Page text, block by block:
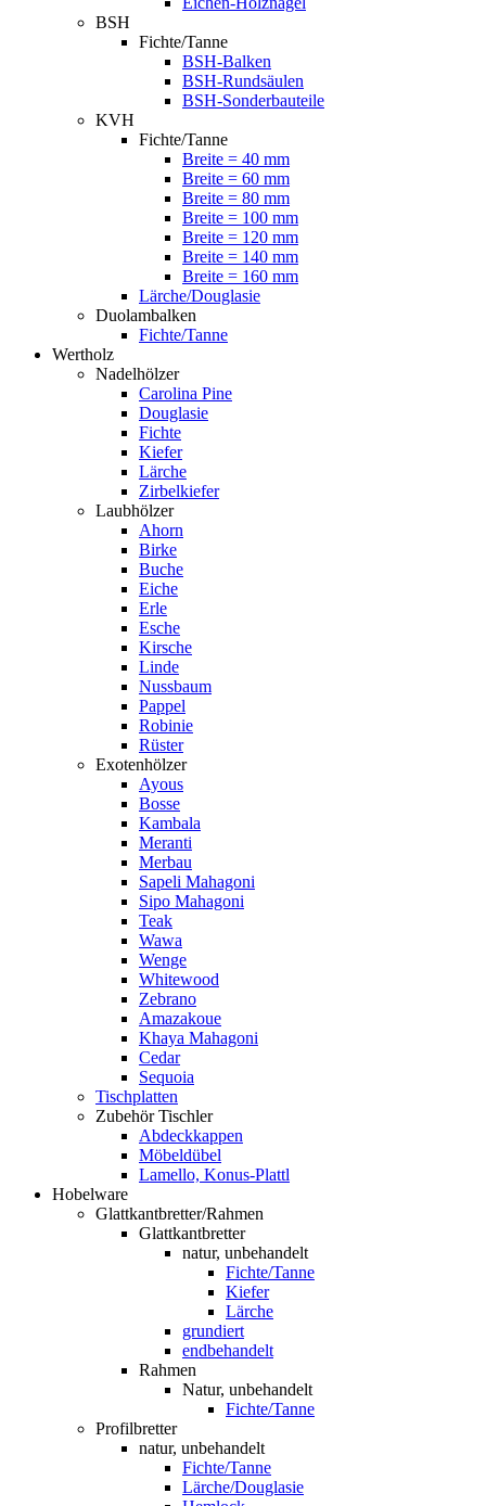
BSH
Fichte/Tanne
BSH-Balken
BSH-Rundsäulen
BSH-Sonderbauteile
KVH
Fichte/Tanne
Breite = 40 mm
Breite = 60 mm
Breite = 80 mm
Breite = 100 mm
Breite = 120 mm
Breite = 140 mm
Breite = 160 mm
Lärche/Douglasie
Duolambalken
Fichte/Tanne
Wertholz
Nadelhölzer
Carolina Pine
Douglasie
Fichte
Kiefer
Lärche
Zirbelkiefer
Laubhölzer
Ahorn
Birke
Buche
Eiche
Erle
Esche
Kirsche
Linde
Nussbaum
Pappel
Robinie
Rüster
Exotenhölzer
Ayous
Bosse
Kambala
Meranti
Merbau
Sapeli Mahagoni
Sipo Mahagoni
Teak
Wawa
Wenge
Whitewood
Zebrano
Amazakoue
Khaya Mahagoni
Cedar
Sequoia
Tischplatten
Zubehör Tischler
Abdeckkappen
Möbeldübel
Lamello, Konus-Plattl
Hobelware
Glattkantbretter/Rahmen
Glattkantbretter
natur, unbehandelt
Fichte/Tanne
Kiefer
Lärche
grundiert
endbehandelt
Rahmen
Natur, unbehandelt
Fichte/Tanne
Profilbretter
natur, unbehandelt
Fichte/Tanne
Lärche/Douglasie